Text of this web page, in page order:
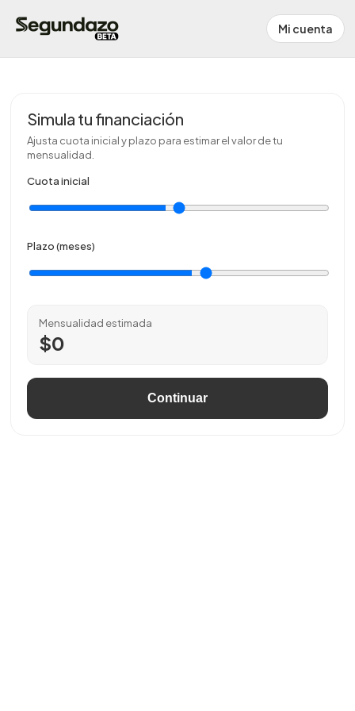
Mi cuenta
Simula tu financiación
Ajusta cuota inicial y plazo para estimar el valor de tu
mensualidad.
Cuota inicial
Plazo (meses)
Mensualidad estimada
$0
Continuar